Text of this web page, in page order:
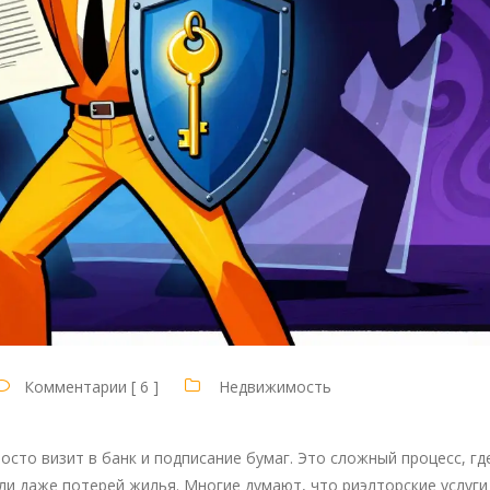
Комментарии [ 6 ] Недвижимость
визит в банк и подписание бумаг. Это сложный процесс,
даже потерей жилья. Многие думают, что риэлторские